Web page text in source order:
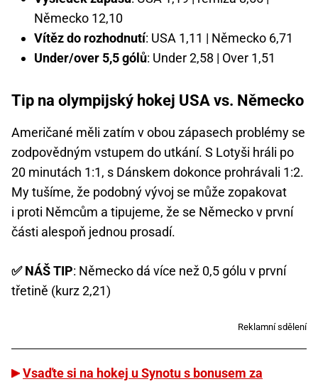
Německo 12,10
Vítěz do rozhodnutí: USA 1,11 | Německo 6,71
Under/over 5,5 gólů: Under 2,58 | Over 1,51
Tip na olympijský hokej USA vs. Německo
Američané měli zatím v obou zápasech problémy se
zodpovědným vstupem do utkání. S Lotyši hráli po
20 minutách 1:1, s Dánskem dokonce prohrávali 1:2.
My tušíme, že podobný vývoj se může zopakovat
i proti Němcům a tipujeme, že se Německo v první
části alespoň jednou prosadí.
✅ NÁŠ TIP: Německo dá více než 0,5 gólu v první
třetině (kurz 2,21)
Reklamní sdělení
Vsaďte si na hokej u Synotu s bonusem za